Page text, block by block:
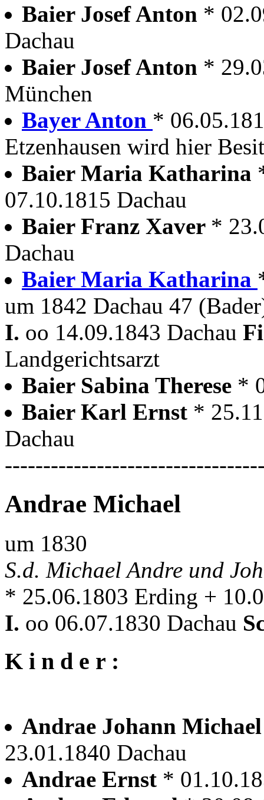
Baier Josef Anton *
Dachau
Baier Josef Anton *
München
Bayer Anton *
Etzenhausen wird hier
Baier Maria Katharina
07.10.1815 Dachau
Baier Franz Xaver *
Dachau
Baier Maria Katharina
um 1842 Dachau 47
I. oo 14.09.1843 Dachau
Landgerichtsarzt
Baier Sabina Therese *
Baier Karl Ernst *
Dachau
Andrae Michael
um 1830
S.d. Michael Andre und
* 25.06.1803 Erding +
I. oo 06.07.1830 Dachau
K i n d e r :
Andrae Johann
23.01.1840 Dachau
Andrae Ernst *